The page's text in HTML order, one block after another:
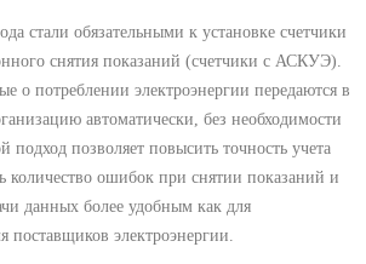
стали обязательными к установке счетчики
снятия показаний (счетчики с АСКУЭ).
о потреблении электроэнергии передаются в
автоматически, без необходимости
подход позволяет повысить точность учета
количество ошибок при снятии показаний и
данных более удобным как для
поставщиков электроэнергии.